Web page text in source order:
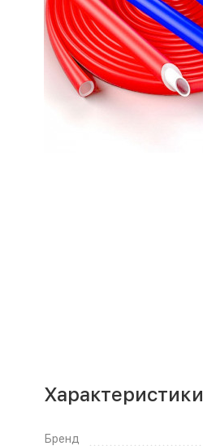
Характеристики
Бренд